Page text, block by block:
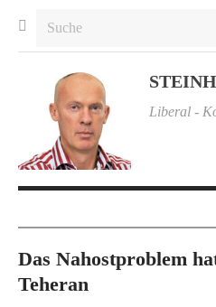
Liberal -
Das Nahostproblem
Teheran